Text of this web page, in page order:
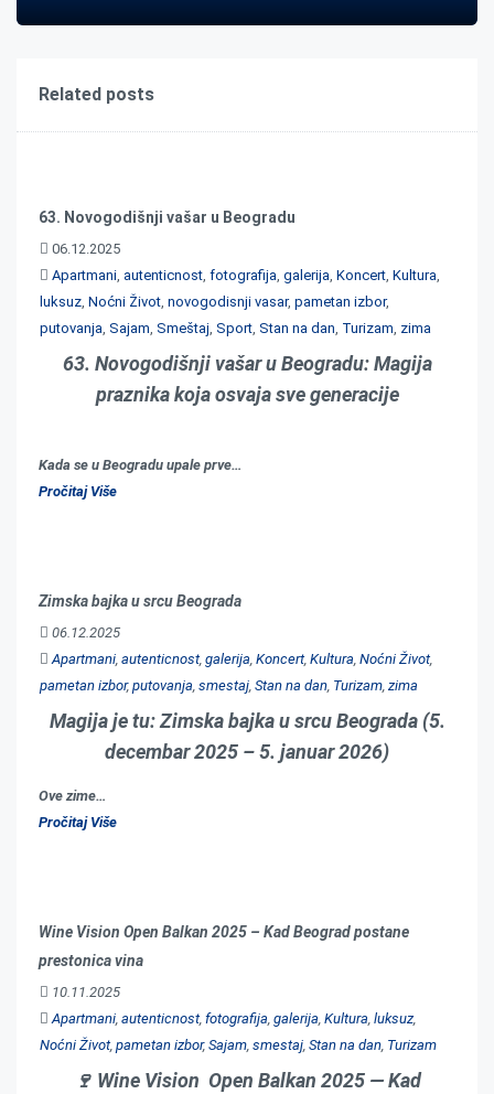
Related posts
63. Novogodišnji vašar u Beogradu
06.12.2025
Apartmani autenticnost fotografija galerija Koncert Kultura
luksuz Noćni Život novogodisnji vasar, pametan izbor,
putovanja Sajam Smeštaj Sport Stan na dan Turizam zima
63. Novogodišnji vašar u Beogradu: Magija
praznika koja osvaja sve generacije
Kada se u Beogradu upale prve…
Pročitaj Više
Zimska bajka u srcu Beograda
06.12.2025
Apartmani autenticnost, galerija Koncert, Kultura Noćni Život,
pametan izbor, putovanja smestaj Stan na dan Turizam zima
Magija je tu: Zimska bajka u srcu Beograda (5.
decembar 2025 – 5. januar 2026)
Ove zime…
Pročitaj Više
Wine Vision Open Balkan 2025 – Kad Beograd postane
prestonica vina
10.11.2025
Apartmani autenticnost, fotografija galerija Kultura luksuz,
Noćni Život, pametan izbor, Sajam smestaj Stan na dan Turizam
🍷 Wine Vision Open Balkan 2025 — Kad